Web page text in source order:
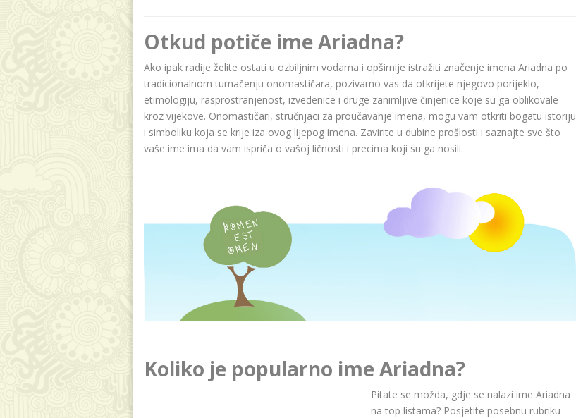
Otkud potiče ime Ariadna?
Ako ipak radije želite ostati u ozbiljnim vodama i opširnije istražiti značenje imena Ariadna po
tradicionalnom tumačenju onomastičara, pozivamo vas da otkrijete njegovo porijeklo,
etimologiju, rasprostranjenost, izvedenice i druge zanimljive činjenice koje su ga oblikovale
kroz vijekove. Onomastičari, stručnjaci za proučavanje imena, mogu vam otkriti bogatu istoriju
i simboliku koja se krije iza ovog lijepog imena. Zavirite u dubine prošlosti i saznajte sve što
vaše ime ima da vam ispriča o vašoj ličnosti i precima koji su ga nosili.
Koliko je popularno ime Ariadna?
Pitate se možda, gdje se nalazi ime Ariadna
na top listama? Posjetite posebnu rubriku